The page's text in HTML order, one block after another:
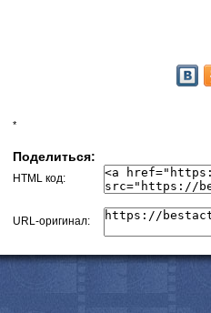
*
Поделиться:
HTML код:
URL-оригинал: